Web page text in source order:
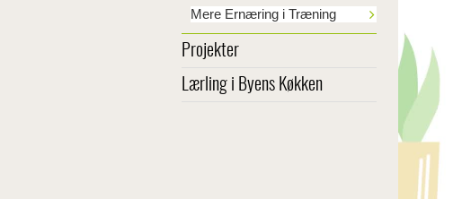
Mere Ernæring i Træning
Projekter
Lærling i Byens Køkken